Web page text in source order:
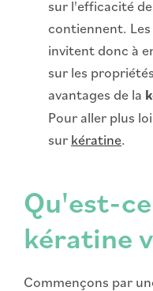
sur l'efficacité
contiennent.
invitent donc à
sur les
avantages de la
Pour aller plus
sur kératine.
Qu'est-
kératine
Commençons par